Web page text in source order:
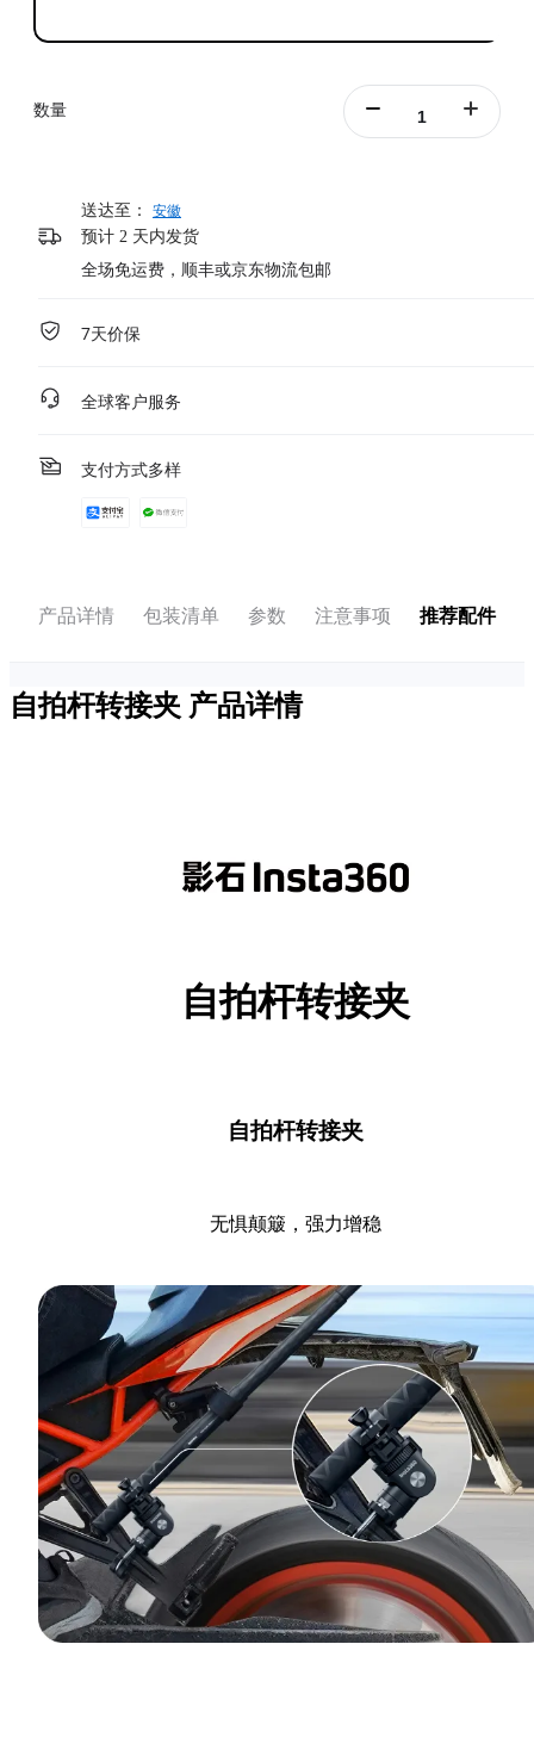
数量
送达至： 安徽
预计 2 天内发货
全场免运费，顺丰或京东物流包邮
7天价保
全球客户服务
支付方式多样
产品详情 包装清单 参数 注意事项 推荐配件
自拍杆转接夹 产品详情
自拍杆转接夹
自拍杆转接夹
无惧颠簸，强力增稳